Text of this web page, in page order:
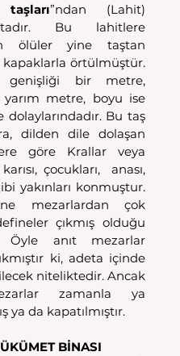
”ndan (Lahit)
Bu lahitlere
ölüler yine taştan
kapaklarla örtülmüştür.
genişliği bir metre,
metre, boyu ise
Bu taş
dilden dile dolaşan
göre Krallar veya
çocukları,  anası,
yakınları konmuştur.
mezarlardan çok
çıkmış olduğu
Öyle anıt mezarlar
ki, adeta içinde
niteliktedir. Ancak
zamanla ya
ya da kapatılmıştır.
BİNASI